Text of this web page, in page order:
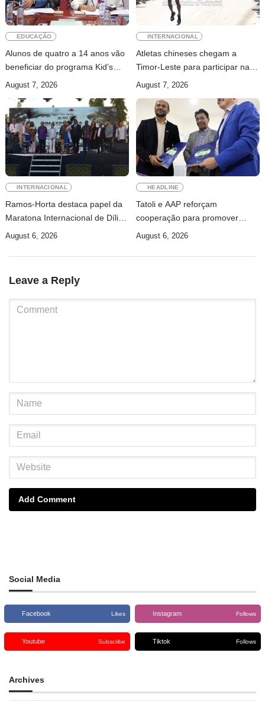
EDUCAÇÃO
Alunos de quatro a 14 anos vão
beneficiar do programa Kid’s
Athletics
August 7, 2026
INTERNACIONAL
Atletas chineses chegam a
Timor-Leste para participar na
Maratona Internacional de Díli
August 7, 2026
INTERNACIONAL
Ramos-Horta destaca papel da
Maratona Internacional de Díli
na mobilização da juventude
August 6, 2026
HEADLINE
Tatoli e AAP reforçam
cooperação para promover
jornalismo profissional em
August 6, 2026
Leave a Reply
Add Comment
Social Media
Facebook Likes Instagram Follows
Youtube Subscribe Tiktok Follows
Archives